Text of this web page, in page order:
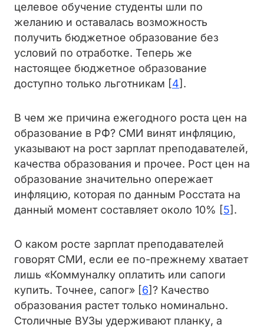
целевое обучение студенты шли по
желанию и оставалась возможность
получить бюджетное образование без
условий по отработке. Теперь же
настоящее бюджетное образование
доступно только льготникам [4].
В чем же причина ежегодного роста цен на
образование в РФ? СМИ винят инфляцию,
указывают на рост зарплат преподавателей,
качества образования и прочее. Рост цен на
образование значительно опережает
инфляцию, которая по данным Росстата на
данный момент составляет около 10% [5].
О каком росте зарплат преподавателей
говорят СМИ, если ее по-прежнему хватает
лишь «Коммуналку оплатить или сапоги
купить. Точнее, сапог» [6]? Качество
образования растет только номинально.
Столичные ВУЗы удерживают планку, а